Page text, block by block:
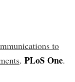
to
. PLoS One.